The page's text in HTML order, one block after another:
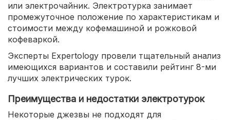
или электрочайник. Электротурка занимает
промежуточное положение по характеристикам и
стоимости между кофемашиной и рожковой
кофеваркой.
Эксперты Expertology провели тщательный анализ
имеющихся вариантов и составили рейтинг 8-ми
лучших электрических турок.
Преимущества и недостатки электротурок
Некоторые джезвы не подходят для